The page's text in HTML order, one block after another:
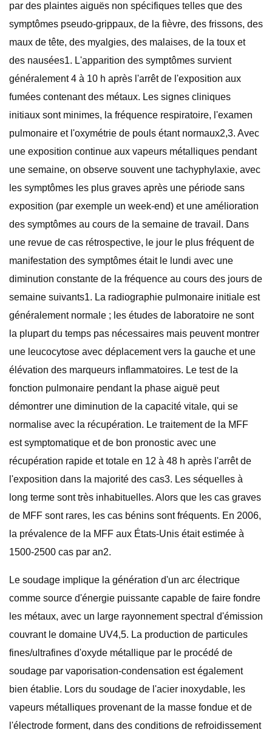
par des plaintes aiguës non spécifiques telles que des
symptômes pseudo-grippaux, de la fièvre, des frissons, des
maux de tête, des myalgies, des malaises, de la toux et
des nausées1. L'apparition des symptômes survient
généralement 4 à 10 h après l'arrêt de l'exposition aux
fumées contenant des métaux. Les signes cliniques
initiaux sont minimes, la fréquence respiratoire, l'examen
pulmonaire et l'oxymétrie de pouls étant normaux2,3. Avec
une exposition continue aux vapeurs métalliques pendant
une semaine, on observe souvent une tachyphylaxie, avec
les symptômes les plus graves après une période sans
exposition (par exemple un week-end) et une amélioration
des symptômes au cours de la semaine de travail. Dans
une revue de cas rétrospective, le jour le plus fréquent de
manifestation des symptômes était le lundi avec une
diminution constante de la fréquence au cours des jours de
semaine suivants1. La radiographie pulmonaire initiale est
généralement normale ; les études de laboratoire ne sont
la plupart du temps pas nécessaires mais peuvent montrer
une leucocytose avec déplacement vers la gauche et une
élévation des marqueurs inflammatoires. Le test de la
fonction pulmonaire pendant la phase aiguë peut
démontrer une diminution de la capacité vitale, qui se
normalise avec la récupération. Le traitement de la MFF
est symptomatique et de bon pronostic avec une
récupération rapide et totale en 12 à 48 h après l'arrêt de
l'exposition dans la majorité des cas3. Les séquelles à
long terme sont très inhabituelles. Alors que les cas graves
de MFF sont rares, les cas bénins sont fréquents. En 2006,
la prévalence de la MFF aux États-Unis était estimée à
1500-2500 cas par an2.
Le soudage implique la génération d'un arc électrique
comme source d'énergie puissante capable de faire fondre
les métaux, avec un large rayonnement spectral d'émission
couvrant le domaine UV4,5. La production de particules
fines/ultrafines d'oxyde métallique par le procédé de
soudage par vaporisation-condensation est également
bien établie. Lors du soudage de l'acier inoxydable, les
vapeurs métalliques provenant de la masse fondue et de
l'électrode forment, dans des conditions de refroidissement